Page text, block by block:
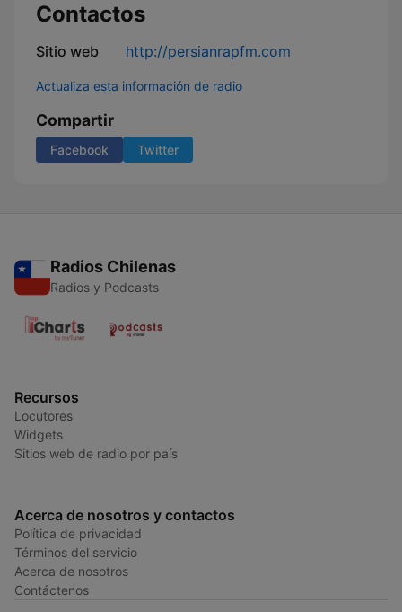
Contactos
Sitio web http://persianrapfm.com
Actualiza esta información de radio
Compartir
Facebook Twitter
Radios Chilenas
Radios y Podcasts
Recursos
Locutores
Widgets
Sitios web de radio por país
Acerca de nosotros y contactos
Política de privacidad
Términos del servicio
Acerca de nosotros
Contáctenos